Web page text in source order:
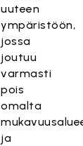
uuteen
ympäristöön,
jossa
joutuu
varmasti
pois
omalta
ja